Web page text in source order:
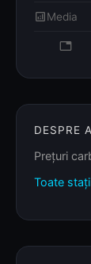
analyticsMedia
DESPRE
Prețuri
Toate